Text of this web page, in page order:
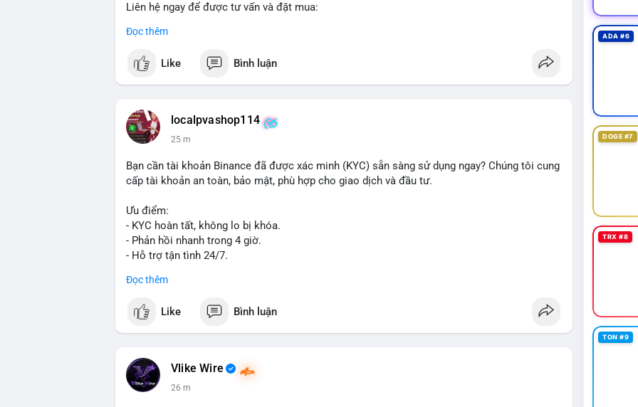
Liên hệ ngay để được tư vấn và đặt mua:
✈️ Telegram: @localpvashop
Mua tài khoản Reddit ngay hôm nay để phát triển chiến dịch của bạn!
Đọc thêm
Like Bình luận
localpvashop114
25 m
Bạn cần tài khoản Binance đã được xác minh (KYC) sẵn sàng sử dụng ngay? Chúng tôi cung
cấp tài khoản an toàn, bảo mật, phù hợp cho giao dịch và đầu tư.
Ưu điểm:
- KYC hoàn tất, không lo bị khóa.
- Phản hồi nhanh trong 4 giờ.
- Hỗ trợ tận tình 24/7.
Liên hệ ngay để được tư vấn:
✈️ Telegram: @localpvashop
Đọc thêm
Like Bình luận
Vlike Wire
26 m
ADA #6
DOGE #7
TRX #8
TON #9